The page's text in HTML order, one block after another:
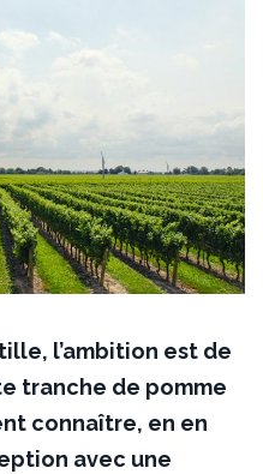
l’ambition est de
tranche de pomme
connaître, en en
avec une